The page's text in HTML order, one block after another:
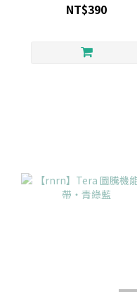
NT$390